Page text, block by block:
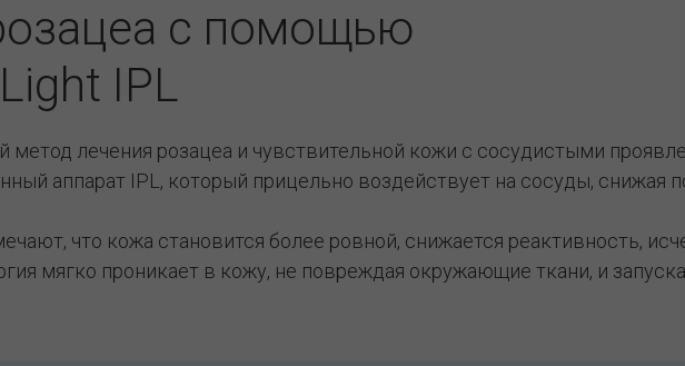
с помощью
IPL
лечения розацеа и чувствительной кожи с сосудистыми
аппарат IPL, который прицельно воздействует на сосуды, снижая
что кожа становится более ровной, снижается реактивность,
мягко проникает в кожу, не повреждая окружающие ткани, и